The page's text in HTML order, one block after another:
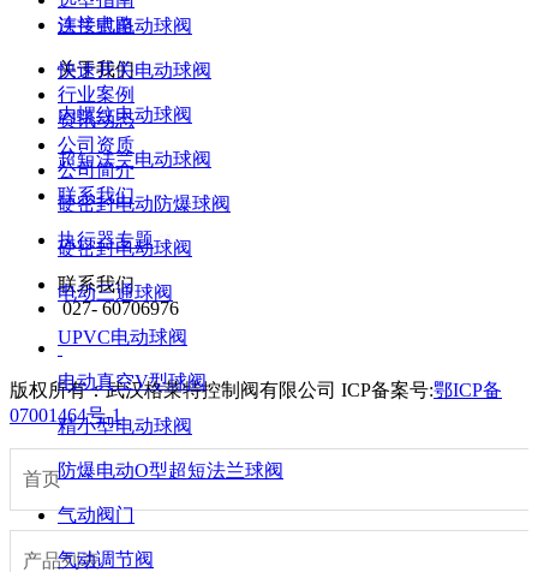
法兰式电动球阀
快速开关电动球阀
内螺纹电动球阀
超短法兰电动球阀
硬密封电动防爆球阀
硬密封电动球阀
电动三通球阀
UPVC电动球阀
电动真空V型球阀
精小型电动球阀
防爆电动O型超短法兰球阀
气动阀门
气动调节阀
连接电路
关于我们
行业案例
资讯动态
公司资质
公司简介
联系我们
执行器专题
联系我们
027- 60706976
版权所有：武汉格莱特控制阀有限公司 ICP备案号:鄂ICP备
07001464号-1
首页
产品列表